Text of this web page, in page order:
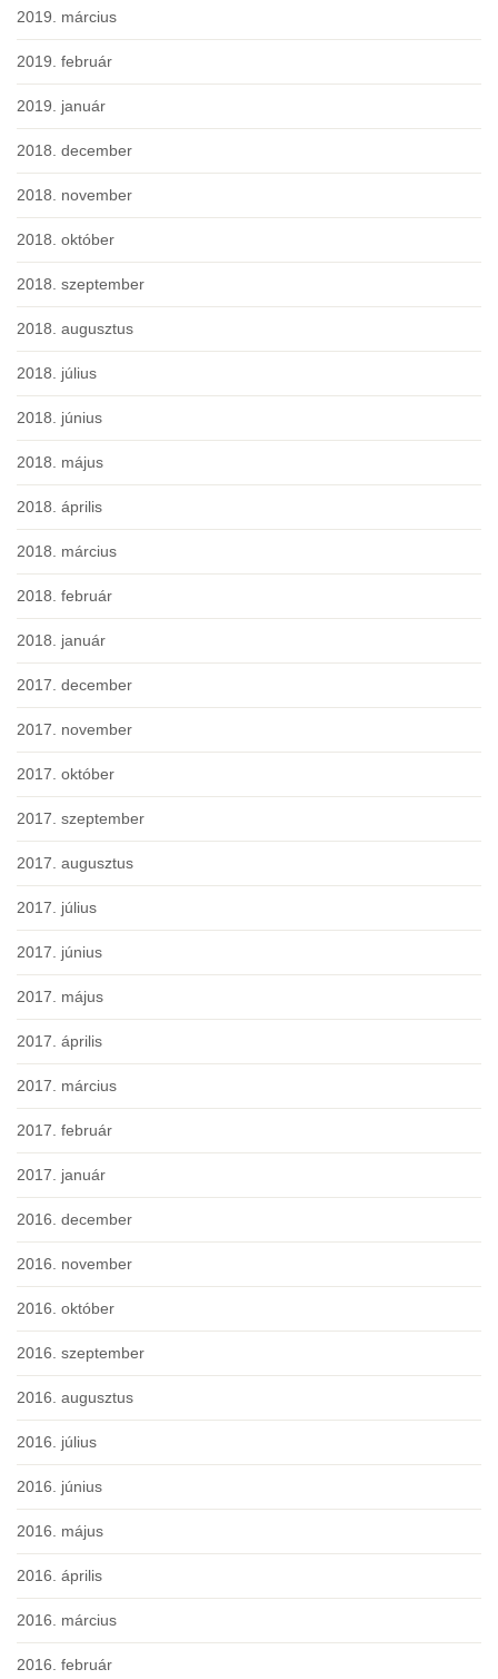
2019. március
2019. február
2019. január
2018. december
2018. november
2018. október
2018. szeptember
2018. augusztus
2018. július
2018. június
2018. május
2018. április
2018. március
2018. február
2018. január
2017. december
2017. november
2017. október
2017. szeptember
2017. augusztus
2017. július
2017. június
2017. május
2017. április
2017. március
2017. február
2017. január
2016. december
2016. november
2016. október
2016. szeptember
2016. augusztus
2016. július
2016. június
2016. május
2016. április
2016. március
2016. február